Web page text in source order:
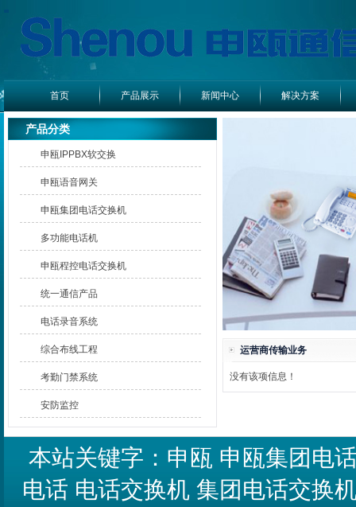
首页 产品展示 新闻中心 解决方案
运营商传输业务
没有该项信息！
产品分类
申瓯IPPBX软交换
申瓯语音网关
申瓯集团电话交换机
多功能电话机
申瓯程控电话交换机
统一通信产品
电话录音系统
综合布线工程
考勤门禁系统
安防监控
本站关键字： 申瓯 申瓯集团电
电话 电话交换机 集团电话交换